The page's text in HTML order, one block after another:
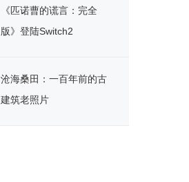
《匹诺曹的谎言：完全
版》登陆Switch2
沧海桑田：一百年前的古
建筑老照片